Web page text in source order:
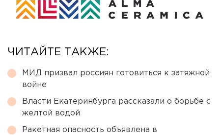
ЧИТАЙТЕ ТАКЖЕ:
МИД призвал россиян готовиться к затяжной
войне
Власти Екатеринбурга рассказали о борьбе с
желтой водой
Ракетная опасность объявлена в